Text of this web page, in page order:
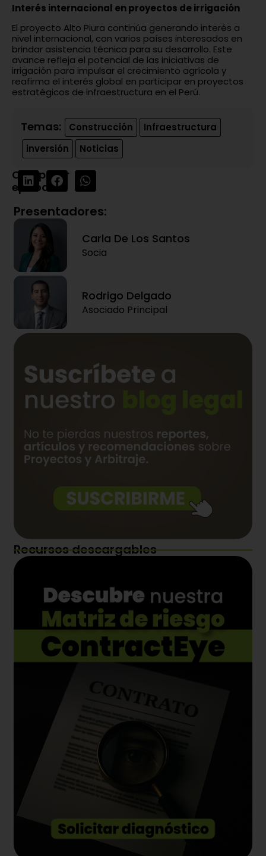
Interés internacional en proyectos de irrigación
El proyecto Alto Piura continúa generando interés a
nivel internacional, con varios países interesados en
brindar asistencia técnica para su desarrollo. Este
avance refleja el potencial de las iniciativas de
irrigación para impulsar el crecimiento agrícola y
reafirma el interés global en participar en proyectos
estratégicos de infraestructura en el Perú.
Temas: Construcción
Infraestructura
inversión
Noticias
Compartir
episodio:
Presentadores:
Carla De Los Santos
Socia
Rodrigo Delgado
Asociado Principal
Recursos descargables